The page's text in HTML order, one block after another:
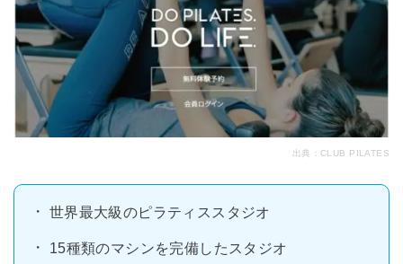
出典：CLUB PILATES
世界最大級のピラティススタジオ
15種類のマシンを完備したスタジオ